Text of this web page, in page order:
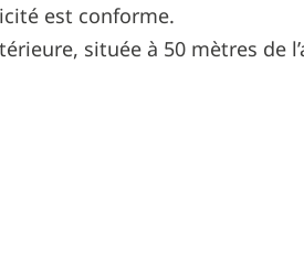
est conforme.
située à 50 mètres de